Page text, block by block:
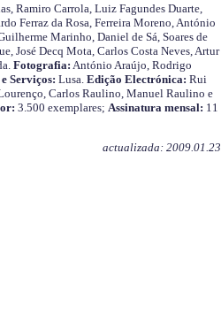
Ramiro Carrola, Luiz Fagundes Duarte,
Ferraz da Rosa, Ferreira Moreno, António
Marinho, Daniel de Sá, Soares de
José Decq Mota, Carlos Costa Neves, Artur
Fotografia: António Araújo, Rodrigo
Serviços: Lusa. Edição Electrónica: Rui
Carlos Raulino, Manuel Raulino e
3.500 exemplares; Assinatura mensal: 11
actualizada: 2009.01.23